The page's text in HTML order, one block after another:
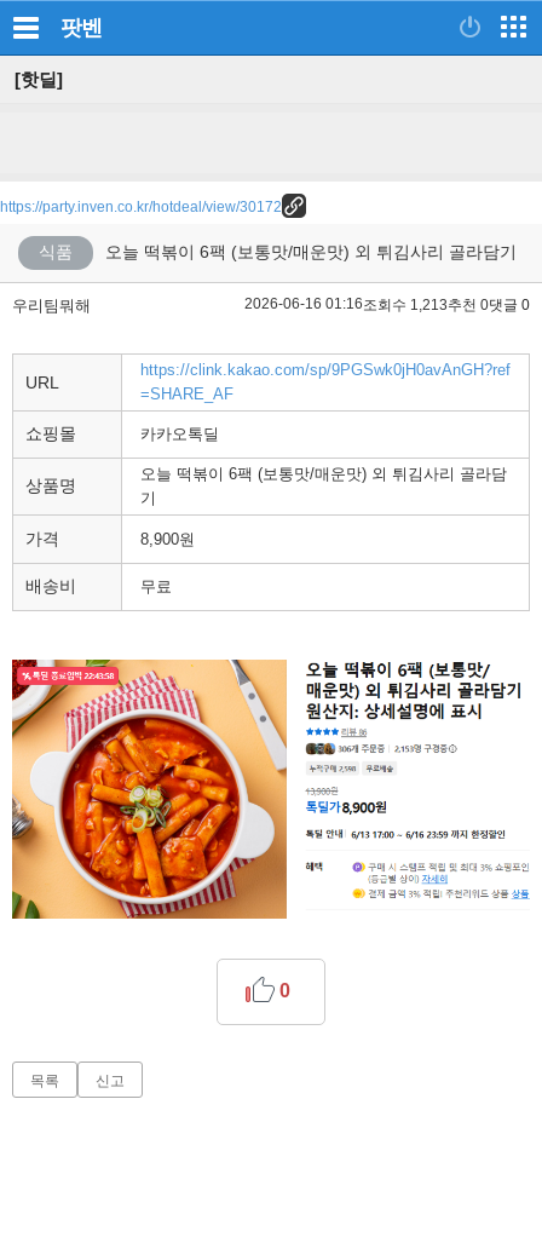
팟벤
[핫딜]
https://party.inven.co.kr/hotdeal/view/30172
식품 오늘 떡볶이 6팩 (보통맛/매운맛) 외 튀김사리 골라담기
우리팀뭐해 2026-06-16 01:16조회수 1,213추천 0댓글 0
URL
https://clink.kakao.com/sp/9PGSwk0jH0avAnGH?ref
=SHARE_AF
쇼핑몰 카카오톡딜
상품명
오늘 떡볶이 6팩 (보통맛/매운맛) 외 튀김사리 골라담
기
가격 8,900원
배송비 무료
0
목록 신고